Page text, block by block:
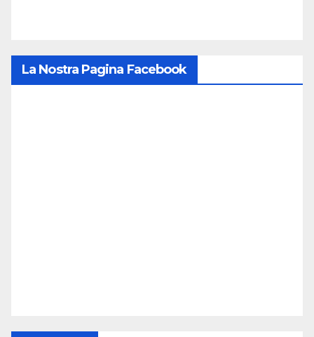
La Nostra Pagina Facebook